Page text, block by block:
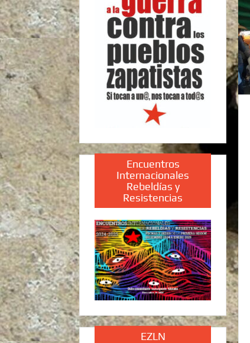
Encuentros
Internacionales
Rebeldías y
Resistencias
EZLN